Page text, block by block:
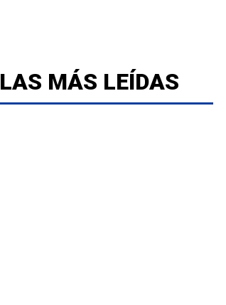
LAS MÁS LEÍDAS